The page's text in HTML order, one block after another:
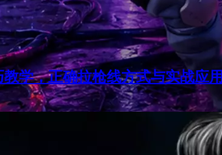
学，正确拉枪线方式与实战应用